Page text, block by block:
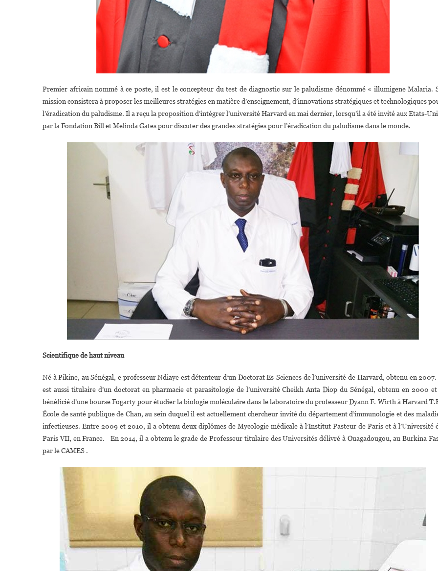
Premier africain nommé à ce poste, il est le concepteur du test de diagnostic sur le paludisme dénommé « illumigene Malaria.
mission consistera à proposer les meilleures stratégies en matière d’enseignement, d’innovations stratégiques et technologiques
l’éradication du paludisme. Il a reçu la proposition d’intégrer l’université Harvard en mai dernier, lorsqu’il a été invité aux Etats-
par la Fondation Bill et Melinda Gates pour discuter des grandes stratégies pour l’éradication du paludisme dans le monde.
Scientifique de haut niveau
Né à Pikine, au Sénégal, e professeur Ndiaye est détenteur d’un Doctorat Es-Sciences de l’université de Harvard, obtenu en
est aussi titulaire d’un doctorat en pharmacie et parasitologie de l’université Cheikh Anta Diop du Sénégal, obtenu en 2000 et
bénéficié d’une bourse Fogarty pour étudier la biologie moléculaire dans le laboratoire du professeur Dyann F. Wirth à Harvard
École de santé publique de Chan, au sein duquel il est actuellement chercheur invité du département d’immunologie et des
infectieuses. Entre 2009 et 2010, il a obtenu deux diplômes de Mycologie médicale à l’Institut Pasteur de Paris et à l’Université
Paris VII, en France. En 2014, il a obtenu le grade de Professeur titulaire des Universités délivré à Ouagadougou, au Burkina
par le CAMES .